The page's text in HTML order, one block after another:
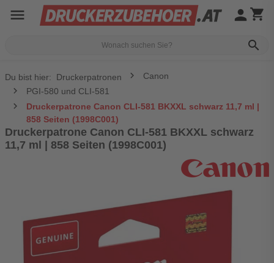
menu
search
person shopping_cart
Du bist hier: Druckerpatronen
Canon
PGI-580 und CLI-581
Druckerpatrone Canon CLI-581 BKXXL schwarz 11,7 ml |
858 Seiten (1998C001)
Druckerpatrone Canon CLI-581 BKXXL schwarz
11,7 ml | 858 Seiten (1998C001)